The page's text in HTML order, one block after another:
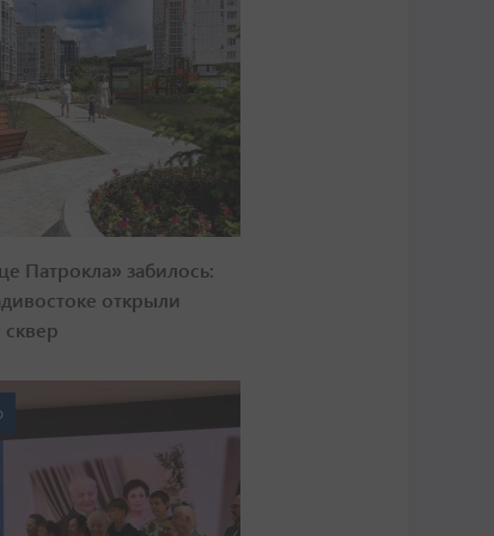
Патрокла» забилось:
открыли